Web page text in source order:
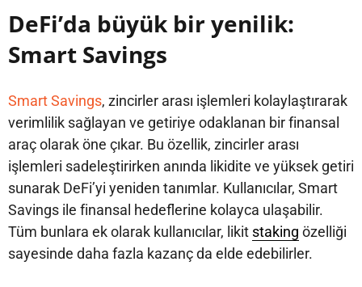
DeFi’da büyük bir yenilik:
Smart Savings
Smart Savings, zincirler arası işlemleri kolaylaştırarak
verimlilik sağlayan ve getiriye odaklanan bir finansal
araç olarak öne çıkar. Bu özellik, zincirler arası
işlemleri sadeleştirirken anında likidite ve yüksek getiri
sunarak DeFi’yi yeniden tanımlar. Kullanıcılar, Smart
Savings ile finansal hedeflerine kolayca ulaşabilir.
Tüm bunlara ek olarak kullanıcılar, likit staking özelliği
sayesinde daha fazla kazanç da elde edebilirler.